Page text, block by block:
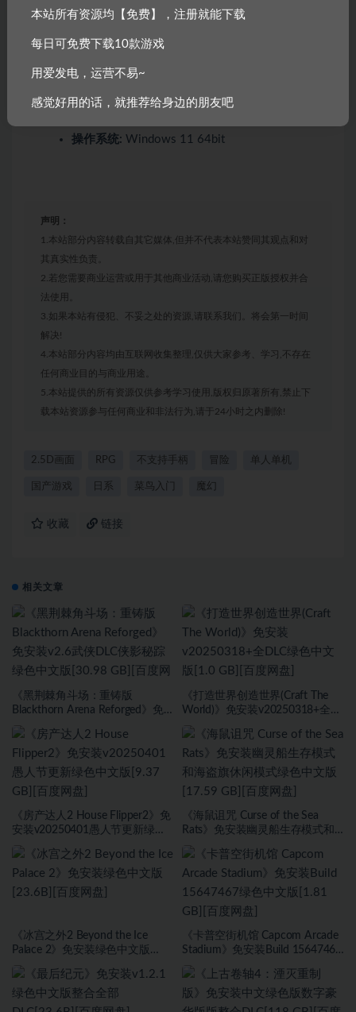
操作系统:Windows 8.1 64bit
附注事项:
Maybe work on Windows 7, but we
推荐配置:
操作系统: Windows 11 64bit
声明：
1.本站部分内容转载自其它媒体,但并不代表本站赞同其观点和对
其真实性负责。
2.若您需要商业运营或用于其他商业活动,请您购买正版授权并合
法使用。
3.如果本站有侵犯、不妥之处的资源,请联系我们。将会第一时间
解决!
4.本站部分内容均由互联网收集整理,仅供大家参考、学习,不存在
任何商业目的与商业用途。
5.本站提供的所有资源仅供参考学习使用,版权归原著所有,禁止下
载本站资源参与任何商业和非法行为,请于24小时之内删除!
2.5D画面 RPG 不支持手柄 冒险 单人单机
国产游戏 日系 菜鸟入门 魔幻
收藏 链接
相关文章
《黑荆棘角斗场：重铸版
Blackthorn Arena Reforged》免
文版[30.98 GB][百度网盘]
《打造世界创造世界(Craft The
World)》免安装v20250318+全
盘]
《房产达人2 House Flipper2》免
安装v20250401愚人节更新绿色
《海鼠诅咒 Curse of the Sea
Rats》免安装幽灵船生存模式和
GB][百度网盘]
《冰宫之外2 Beyond the Ice
Palace 2》免安装绿色中文版
《卡普空街机馆 Capcom Arcade
Stadium》免安装Build 15647467
本站所有资源均【免费】，注册就能下载
每日可免费下载10款游戏
用爱发电，运营不易~
感觉好用的话，就推荐给身边的朋友吧